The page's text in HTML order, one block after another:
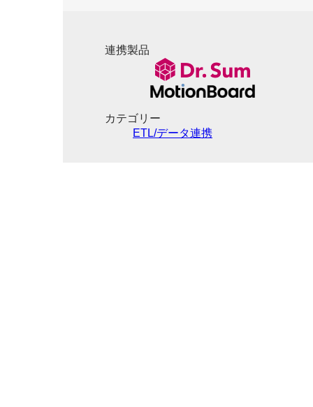
連携製品
カテゴリー
ETL/データ連携